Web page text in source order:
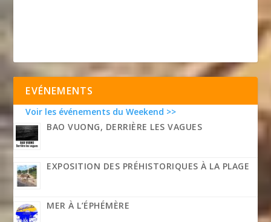
EVÉNEMENTS
Voir les événements du Weekend >>
BAO VUONG, DERRIÈRE LES VAGUES
EXPOSITION DES PRÉHISTORIQUES À LA PLAGE
MER À L’ÉPHÉMÈRE